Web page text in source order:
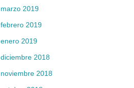
marzo 2019
febrero 2019
enero 2019
diciembre 2018
noviembre 2018